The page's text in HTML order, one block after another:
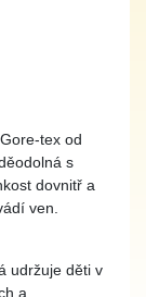
tex od
s
dovnitř a
ven.
udržuje děti v
a